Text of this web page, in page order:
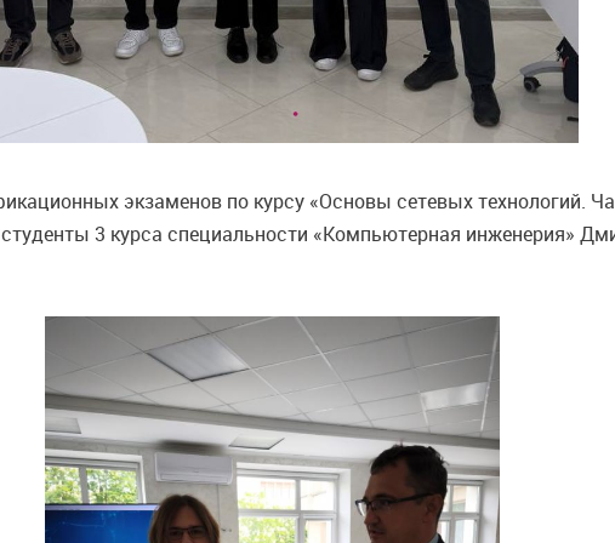
экзаменов по курсу «Основы сетевых технологий.
3 курса специальности «Компьютерная инженерия»